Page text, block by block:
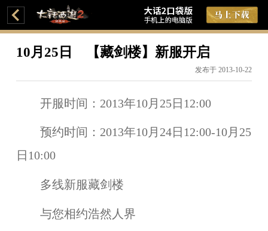
10月25日 【藏剑楼】新服开启
发布于 2013-10-22
开服时间： 2013年10月25日12:00
预约时间： 2013年10月24日12:00-10月25
日10:00
多线新服藏剑楼
与您相约浩然人界